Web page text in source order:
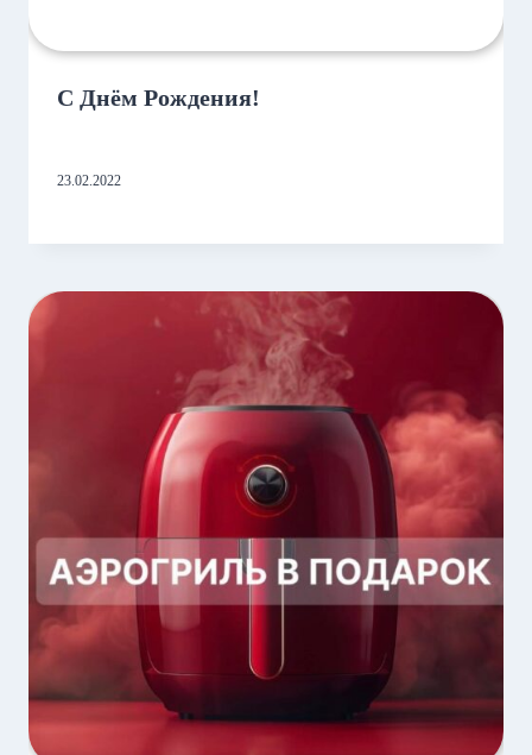
С Днём Рождения!
23.02.2022